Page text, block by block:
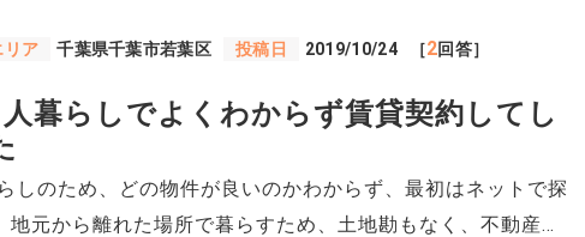
リア 千葉県千葉市若葉区 投稿日 2019/10/24 ［2回答］
暮らしでよくわからず賃貸契約してし
しのため、どの物件が良いのかわからず、最初はネットで探
地元から離れた場所で暮らすため、土地勘もなく、不動産会